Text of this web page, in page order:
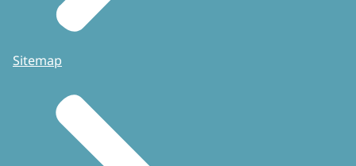
Sitemap